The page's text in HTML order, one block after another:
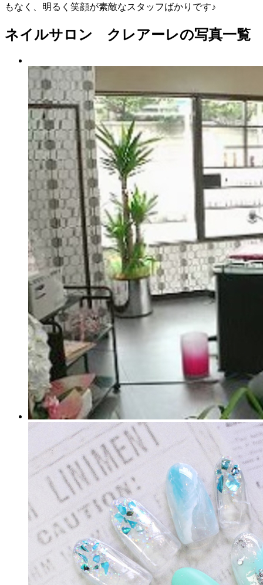
もなく、明るく笑顔が素敵なスタッフばかりです♪
ネイルサロン クレアーレの写真一覧